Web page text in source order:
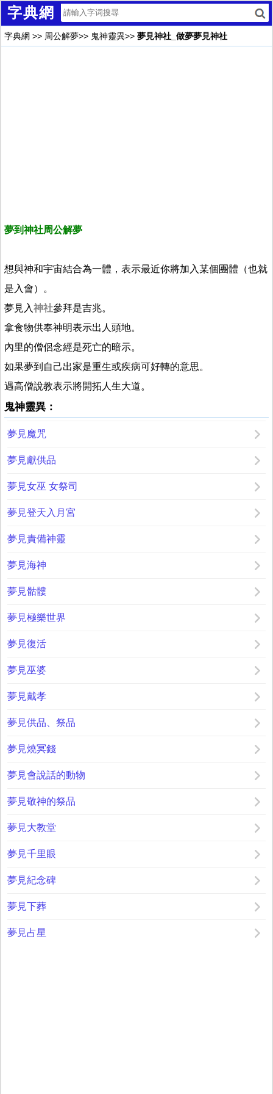
字典網
字典網 >> 周公解夢>> 鬼神靈異>> 夢見神社_做夢夢見神社
夢到神社周公解夢
想與神和宇宙結合為一體，表示最近你將加入某個團體（也就
是入會）。
夢見入神社參拜是吉兆。
拿食物供奉神明表示出人頭地。
內里的僧侶念經是死亡的暗示。
如果夢到自己出家是重生或疾病可好轉的意思。
遇高僧說教表示將開拓人生大道。
鬼神靈異：
夢見魔咒
夢見獻供品
夢見女巫 女祭司
夢見登天入月宮
夢見責備神靈
夢見海神
夢見骷髏
夢見極樂世界
夢見復活
夢見巫婆
夢見戴孝
夢見供品、祭品
夢見燒冥錢
夢見會說話的動物
夢見敬神的祭品
夢見大教堂
夢見千里眼
夢見紀念碑
夢見下葬
夢見占星